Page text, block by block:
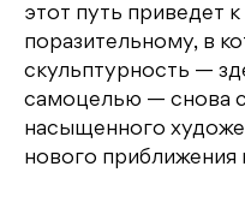
этот путь приведет
поразительному, в
скульптурность —
самоцелью — снова
насыщенного
нового приближения